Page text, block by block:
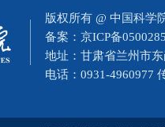
版权所有 @ 中国科学
备案： 京ICP备
地址：甘肃省兰州市
电话：0931-4960977